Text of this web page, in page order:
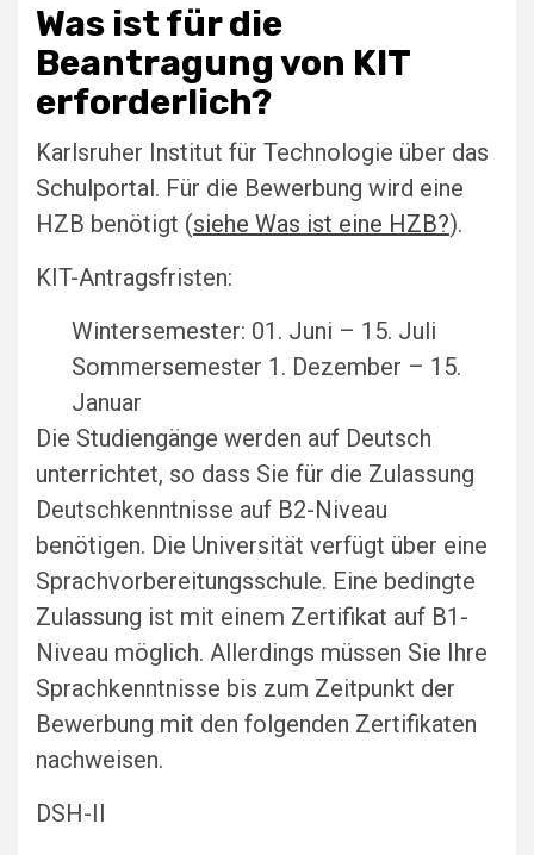
Was ist für die
Beantragung von KIT
erforderlich?
Karlsruher Institut für Technologie über das
Schulportal. Für die Bewerbung wird eine
HZB benötigt (siehe Was ist eine HZB?).
KIT-Antragsfristen:
Wintersemester: 01. Juni – 15. Juli
Sommersemester 1. Dezember – 15.
Januar
Die Studiengänge werden auf Deutsch
unterrichtet, so dass Sie für die Zulassung
Deutschkenntnisse auf B2-Niveau
benötigen. Die Universität verfügt über eine
Sprachvorbereitungsschule. Eine bedingte
Zulassung ist mit einem Zertifikat auf B1-
Niveau möglich. Allerdings müssen Sie Ihre
Sprachkenntnisse bis zum Zeitpunkt der
Bewerbung mit den folgenden Zertifikaten
nachweisen.
DSH-II